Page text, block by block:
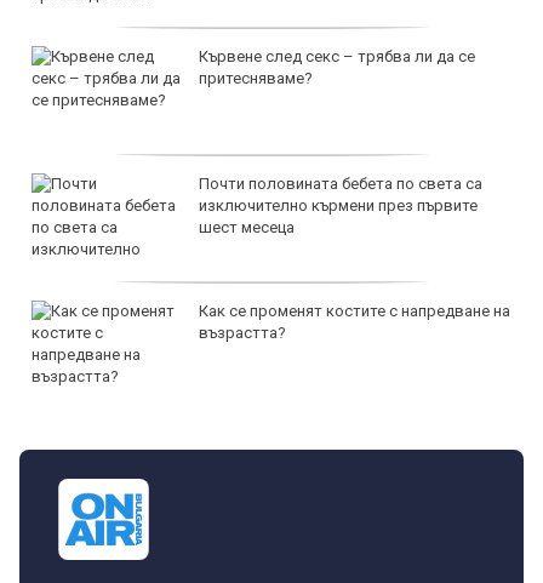
Кървене след секс – трябва ли да се
притесняваме?
Почти половината бебета по света са
изключително кърмени през първите
шест месеца
Как се променят костите с напредване на
възрастта?